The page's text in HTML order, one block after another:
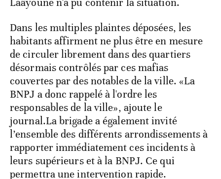
Dans les multiples plaintes déposées, les
habitants affirment ne plus être en mesure
de circuler librement dans des quartiers
désormais contrôlés par ces mafias
couvertes par des notables de la ville. «La
BNPJ a donc rappelé à l'ordre les
responsables de la ville», ajoute le
journal.La brigade a également invité
l’ensemble des différents arrondissements à
rapporter immédiatement ces incidents à
leurs supérieurs et à la BNPJ. Ce qui
permettra une intervention rapide.